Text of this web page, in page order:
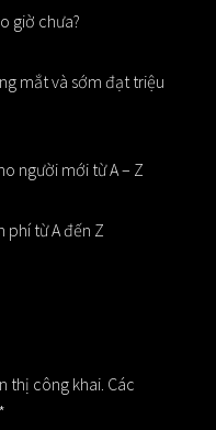
giờ chưa?
mắt và sớm đạt triệu
người mới từ A – Z
phí từ A đến Z
thị công khai. Các
*